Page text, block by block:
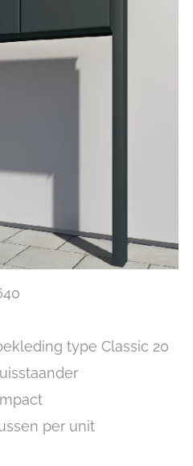
type Classic 20
per unit